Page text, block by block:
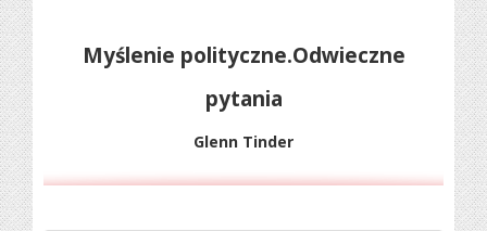
Myślenie polityczne.Odwieczne
pytania
Glenn Tinder